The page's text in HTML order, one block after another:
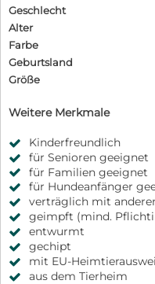
Geschlecht
Alter
Farbe
Geburtsland
Größe
Weitere Merkmale
Kinderfreundlich
für Senioren geeignet
für Familien geeignet
für Hundeanfänger
verträglich mit
geimpft (mind.
entwurmt
gechipt
mit EU-
aus dem Tierheim